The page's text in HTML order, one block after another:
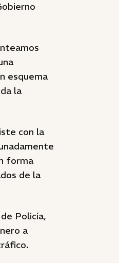
esquema
la
con la
forma
de la
Policía,
a